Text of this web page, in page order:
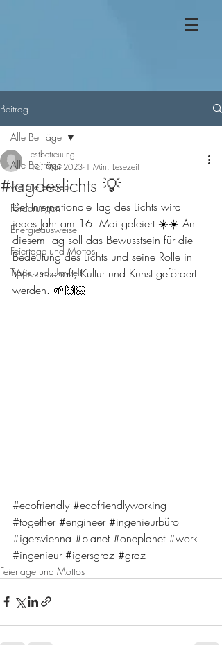
Beitrag
Alle Beiträge
we are enerep
Förderungen
Energieausweise
Feiertage und Mottos
Tipps und Umwelt
Alle Beiträge
#tagdeslichts 💡
estbetreuung
16. Mai 2023 1 Min. Lesezeit
Der Internationale Tag des Lichts wird
jedes Jahr am 16. Mai gefeiert ☀️☀️ An
diesem Tag soll das Bewusstsein für die
Bedeutung des Lichts und seine Rolle in
Wissenschaft, Kultur und Kunst gefördert
werden. 🌱🙌🏻
#ecofriendly #ecofriendlyworking
#together #engineer #ingenieurbüro
#igersvienna #planet #oneplanet #work
#ingenieur #igersgraz #graz
Feiertage und Mottos